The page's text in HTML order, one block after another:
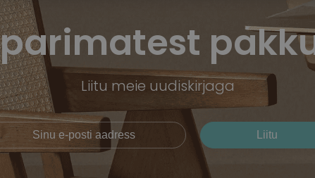
Liitu meie uudiskirjaga